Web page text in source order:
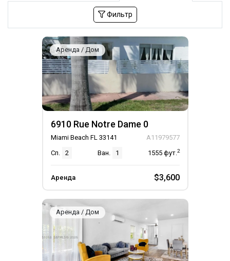
Фильтр
Аренда / Дом
6910 Rue Notre Dame 0
Miami Beach FL 33141
A11979577
Сп.
2 Ван. 1 1555 фут.2
Аренда $3,600
Аренда / Дом